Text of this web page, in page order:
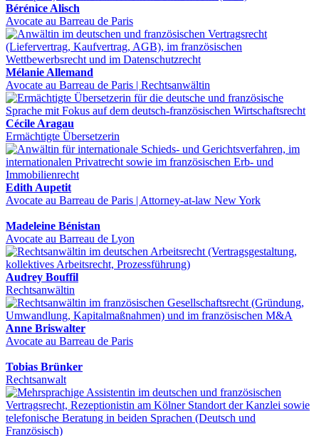
Bérénice Alisch
Avocate au Barreau de Paris
Mélanie Allemand
Avocate au Barreau de Paris | Rechtsanwältin
Cécile Aragau
Ermächtigte Übersetzerin
Edith Aupetit
Avocate au Barreau de Paris | Attorney-at-law New York
Madeleine Bénistan
Avocate au Barreau de Lyon
Audrey Bouffil
Rechtsanwältin
Anne Briswalter
Avocate au Barreau de Paris
Tobias Brünker
Rechtsanwalt